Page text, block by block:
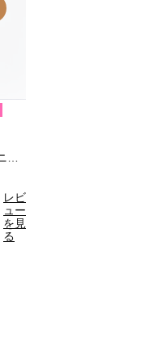
レビ
ュー
を見
る